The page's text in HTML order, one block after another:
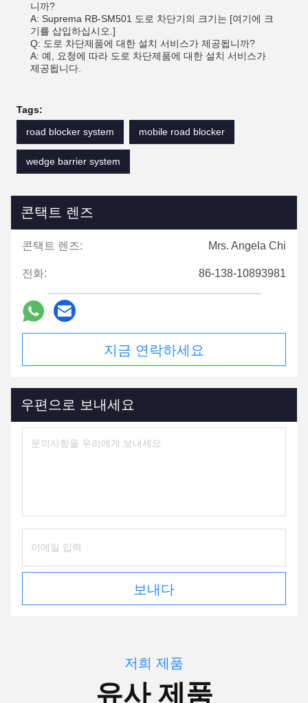
니까?
A: Suprema RB-SM501 도로 차단기의 크기는 [여기에 크
기를 삽입하십시오.]
Q: 도로 차단제품에 대한 설치 서비스가 제공됩니까?
A: 예, 요청에 따라 도로 차단제품에 대한 설치 서비스가
제공됩니다.
Tags:
road blocker system
mobile road blocker
wedge barrier system
콘택트 렌즈
콘택트 렌즈: Mrs. Angela Chi
전화: 86-138-10893981
지금 연락하세요
우편으로 보내세요
보내다
저희 제품
유사 제품